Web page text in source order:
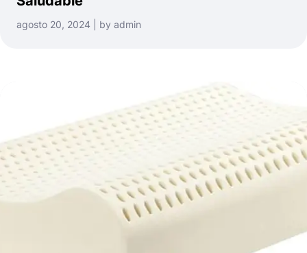
agosto 20, 2024 | by admin